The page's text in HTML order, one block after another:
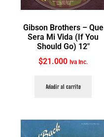
Gibson Brothers ‎– Que
Sera Mi Vida (If You
Should Go) 12″
$21.000 Iva Inc.
Añadir al carrito